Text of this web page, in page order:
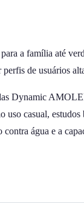
a família até
de usuários
Dynamic
casual,
água e a